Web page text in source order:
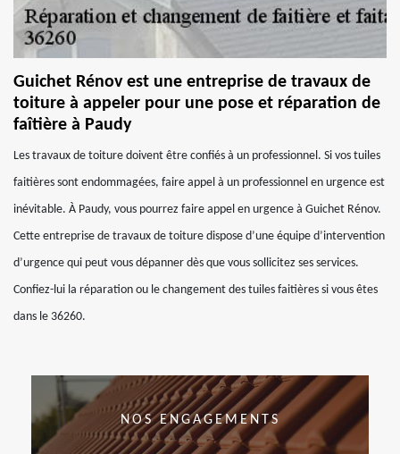
Guichet Rénov est une entreprise de travaux de
toiture à appeler pour une pose et réparation de
faîtière à Paudy
Les travaux de toiture doivent être confiés à un professionnel. Si vos tuiles
faitières sont endommagées, faire appel à un professionnel en urgence est
inévitable. À Paudy, vous pourrez faire appel en urgence à Guichet Rénov.
Cette entreprise de travaux de toiture dispose d’une équipe d’intervention
d’urgence qui peut vous dépanner dès que vous sollicitez ses services.
Confiez-lui la réparation ou le changement des tuiles faitières si vous êtes
dans le 36260.
NOS ENGAGEMENTS